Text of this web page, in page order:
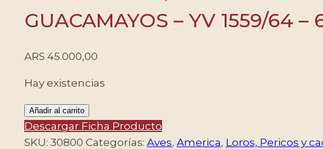
GUACAMAYOS – YV 1559/64 –
ARS 45.000,00
Hay existencias
PERU/SELLOS,
2006
-
Añadir al carrito
Descargar Ficha Producto
SKU: 30800 Categorías: Aves, America, Loros, Pericos y